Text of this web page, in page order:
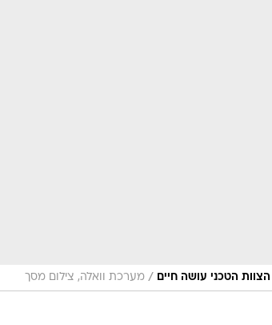
הטכני עושה חיים / מערכת וואלה, צילום מסך